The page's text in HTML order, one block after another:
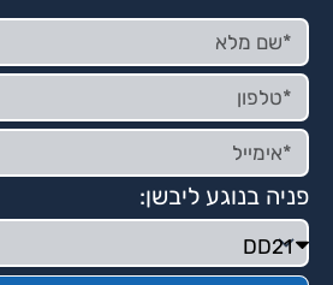
פניה בנוגע ליבשן: